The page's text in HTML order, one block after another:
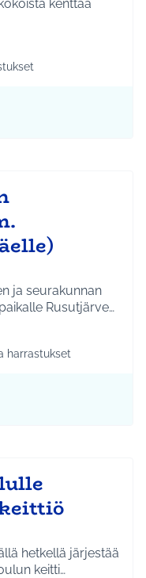
kenttää
Tuusula
mukaan: Liikunta ja
ja seurakunnan
Rusutjärve…
Tuusulan kylät
teeman mukaan:
harrastukset
hetkellä järjestää
keitti…